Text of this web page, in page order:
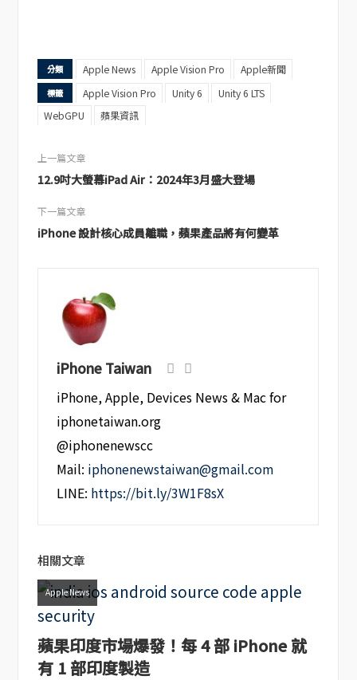
分類 Apple News Apple Vision Pro Apple新聞
標籤 Apple Vision Pro Unity 6
Unity 6 LTS
WebGPU
蘋果資訊
上一篇文章
12.9吋大螢幕iPad Air：2024年3月盛大登場
下一篇文章
iPhone 設計核心成員離職，蘋果產品將有何變革
iPhone Taiwan
iPhone, Apple, Devices News & Mac for
iphonetaiwan.org
@iphonenewscc
Mail: iphonenewstaiwan@gmail.com
LINE: https://bit.ly/3W1F8sX
相關文章
Apple News
蘋果印度市場爆發！每 4 部 iPhone 就
有 1 部印度製造